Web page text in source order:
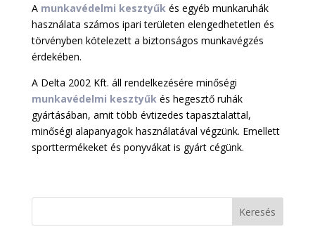
A munkavédelmi kesztyűk és egyéb munkaruhák
használata számos ipari területen elengedhetetlen és
törvényben kötelezett a biztonságos munkavégzés
érdekében.
A Delta 2002 Kft. áll rendelkezésére minőségi
munkavédelmi kesztyűk és hegesztő ruhák
gyártásában, amit több évtizedes tapasztalattal,
minőségi alapanyagok használatával végzünk. Emellett
sporttermékeket és ponyvákat is gyárt cégünk.